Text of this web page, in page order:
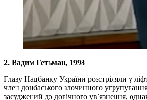
2. Вадим Гетьман, 1998
Главу Нацбанку України розстріляли у
член донбаського злочинного
засуджений до довічного ув’язнення,